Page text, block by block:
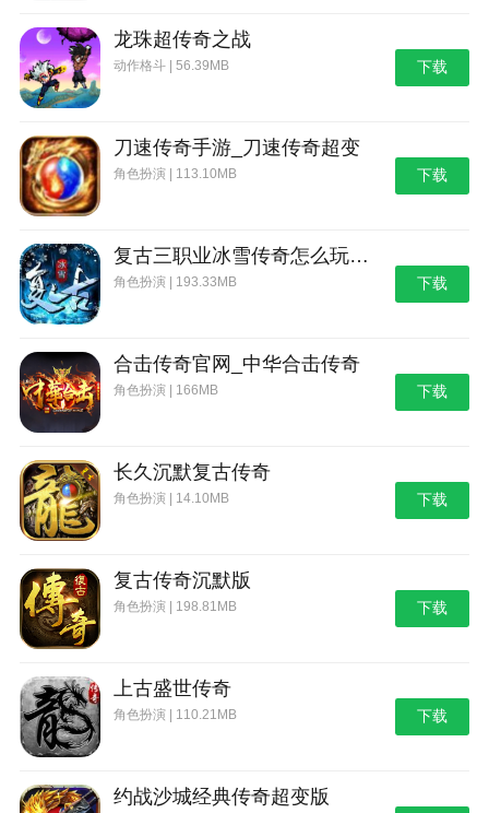
龙珠超传奇之战
动作格斗 | 56.39MB 下载
刀速传奇手游_刀速传奇超变
角色扮演 | 113.10MB 下载
复古三职业冰雪传奇怎么玩_复古三职业冰雪传奇
角色扮演 | 193.33MB 下载
合击传奇官网_中华合击传奇
角色扮演 | 166MB 下载
长久沉默复古传奇
角色扮演 | 14.10MB 下载
复古传奇沉默版
角色扮演 | 198.81MB 下载
上古盛世传奇
角色扮演 | 110.21MB 下载
约战沙城经典传奇超变版